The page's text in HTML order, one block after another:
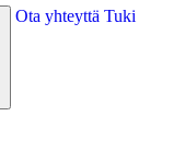
Ota yhteyttä Tuki